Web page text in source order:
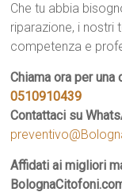
Che tu abbia
riparazione, i nostri
competenza e
Chiama ora per
0510910439
Contattaci su
Affidati ai migliori